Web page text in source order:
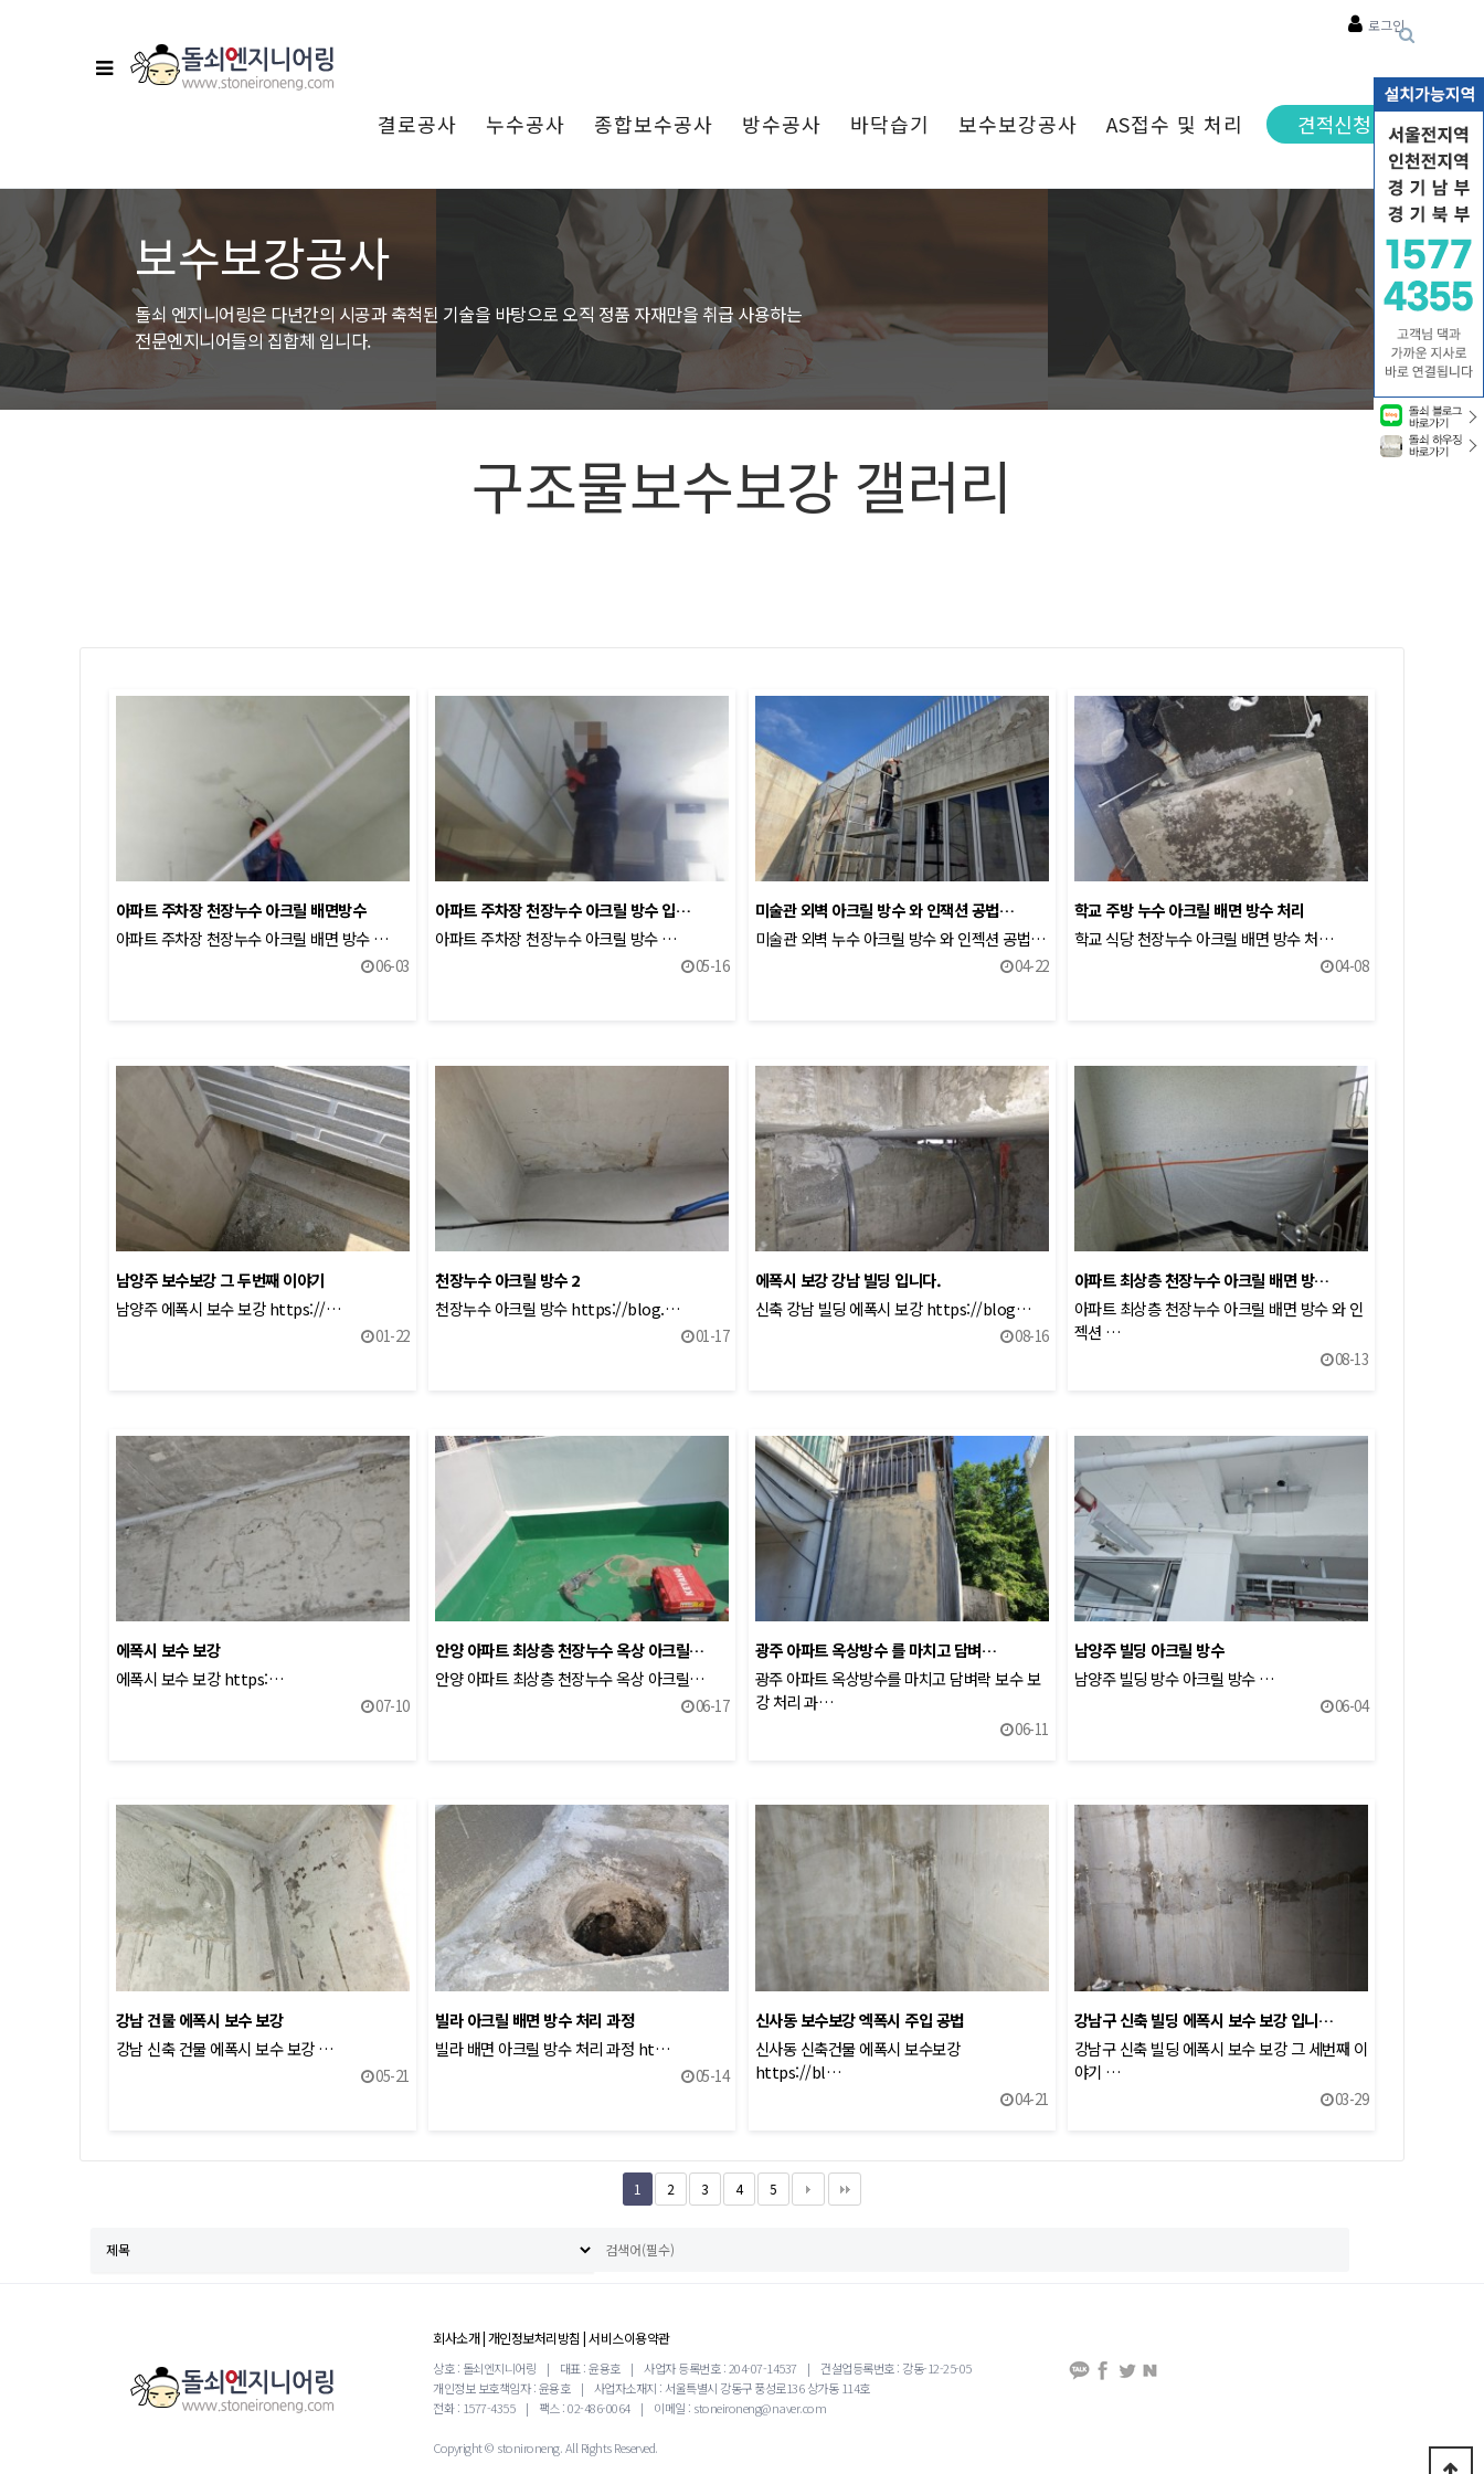
결로공사 누수공사 종합보수공사 방수공사 바닥습기
보수보강공사
AS접수 및 처리 견적신청
로그인
보수보강공사
돌쇠 엔지니어링은 다년간의 시공과 축척된 기술을 바탕으로 오직 정품 자재만을 취급 사용하는
전문엔지니어들의 집합체 입니다.
구조물보수보강 갤러리
아파트 주차장 천장누수 아크릴 배면방수
아파트 주차장 천장누수 아크릴 배면 방수 …
06-03
아파트 주차장 천장누수 아크릴 방수 입…
아파트 주차장 천장누수 아크릴 방수 …
05-16
미술관 외벽 아크릴 방수 와 인잭션 공법…
미술관 외벽 누수 아크릴 방수 와 인젝션 공법…
04-22
학교 주방 누수 아크릴 배면 방수 처리
학교 식당 천장누수 아크릴 배면 방수 처…
04-08
남양주 보수보강 그 두번째 이야기
남양주 에폭시 보수 보강 https://…
01-22
천장누수 아크릴 방수 2
천장누수 아크릴 방수 https://blog.…
01-17
에폭시 보강 강남 빌딩 입니다.
신축 강남 빌딩 에폭시 보강 https://blog…
08-16
아파트 최상층 천장누수 아크릴 배면 방…
아파트 최상층 천장누수 아크릴 배면 방수 와 인
젝션 …
08-13
에폭시 보수 보강
에폭시 보수 보강 https:…
07-10
안양 아파트 최상층 천장누수 옥상 아크릴…
안양 아파트 최상층 천장누수 옥상 아크릴…
06-17
광주 아파트 옥상방수 를 마치고 담벼…
광주 아파트 옥상방수를 마치고 담벼락 보수 보
강 처리 과…
06-11
남양주 빌딩 아크릴 방수
남양주 빌딩 방수 아크릴 방수 …
06-04
강남 건물 에폭시 보수 보강
강남 신축 건물 에폭시 보수 보강 …
05-21
빌라 아크릴 배면 방수 처리 과정
빌라 배면 아크릴 방수 처리 과정 ht…
05-14
신사동 보수보강 엑폭시 주입 공법
신사동 신축건물 에폭시 보수보강
https://bl…
04-21
강남구 신축 빌딩 에폭시 보수 보강 입니…
강남구 신축 빌딩 에폭시 보수 보강 그 세번째 이
야기 …
03-29
1 2 3 4 5
회사소개|개인정보처리방침 |서비스이용약관
상호 : 돌쇠엔지니어링 | 대표 : 윤용호 | 사업자 등록번호 : 204-07-14537 |
건설업등록번호 : 강동-12-25-05
개인정보 보호책임자 : 윤용호
|
사업자소재지 : 서울특별시 강동구 풍성로136 상가동 114호
전화 : 1577-4355
| 팩스 : 02-486-0064 | 이메일 : stoneironeng@naver.com
Copyright © stonironeng. All Rights Reserved.